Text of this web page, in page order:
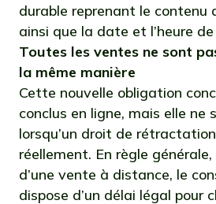
durable reprenant le contenu
ainsi que la date et l’heure
Toutes les ventes ne sont
la même manière
Cette nouvelle obligation
conclus en ligne, mais elle ne
lorsqu’un droit de
réellement. En règle
d’une vente à distance, le
dispose d’un délai légal pour